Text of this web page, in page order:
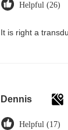
Helpful (26)
It is right a
Dennis
Helpful (17)